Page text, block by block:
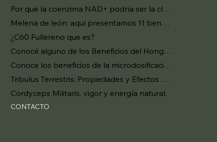
Por qué la coenzima NAD+ podría ser la clave del antienvejecimiento
Melena de león: aquí presentamos 11 beneficios investigados del "hongo del cerebro"
¿C60 Fullereno que es?
Conocé alguno de los Beneficios del Hongo Melena de León.
Conoce los beneficios de la microdosificación con psilocibina.
Tribulus Terrestris: Propiedades y Efectos Secundarios.
Cordyceps Militaris, vigor y energía natural.
CONTACTO